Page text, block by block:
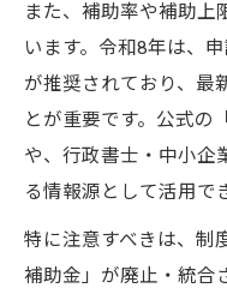
また、補助率や補助上
います。令和8年は、
が推奨されており、最
とが重要です。公式の
や、行政書士・中小企
る情報源として活用で
特に注意すべきは、制
補助金」が廃止・統合